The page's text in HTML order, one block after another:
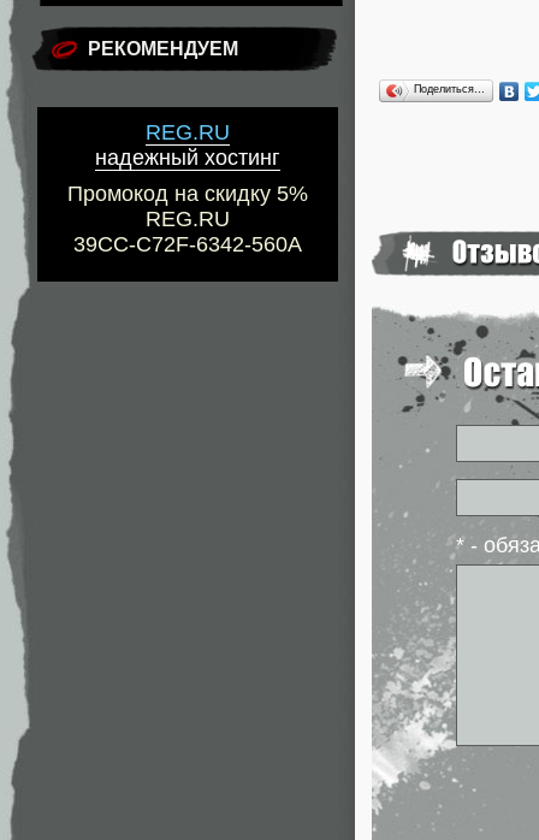
РЕКОМЕНДУЕМ
REG.RU
надежный хостинг
Промокод на скидку 5%
REG.RU
39CC-C72F-6342-560A
Поделиться…
* -